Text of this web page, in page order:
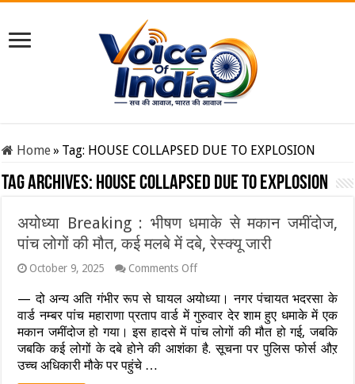
Home» Tag: HOUSE COLLAPSED DUE TO EXPLOSION
Tag Archives: HOUSE COLLAPSED DUE TO EXPLOSION
अयोध्या Breaking : भीषण धमाके से मकान जमींदोज,
पांच लोगों की मौत, कई मलबे में दबे, रेस्क्यू जारी
October 9, 2025 Comments Offon
Breaking
:
भीषण
धमाके
से
— दो अन्य अति गंभीर रूप से घायल अयोध्या। नगर पंचायत भदरसा के
वार्ड नम्बर पांच महाराणा प्रताप वार्ड में गुरुवार देर शाम हुए धमाके में एक
मकान जमींदोज हो गया। इस हादसे में पांच लोगों की मौत हो गई, जबकि
जबकि कई लोगों के दबे होने की आशंका है. सूचना पर पुलिस फोर्स औऱ
उच्च अधिकारी मौके पर पहुंचे …